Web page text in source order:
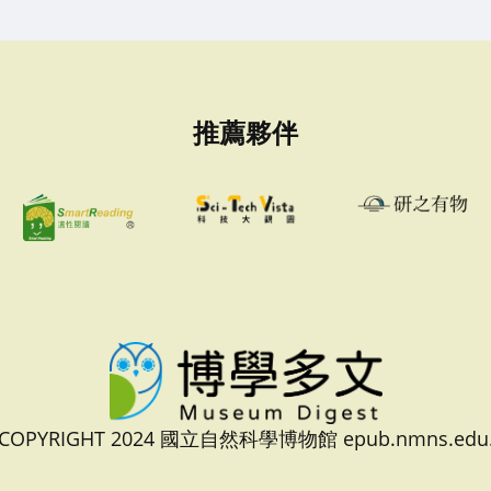
推薦夥伴
2024 國立自然科學博物館